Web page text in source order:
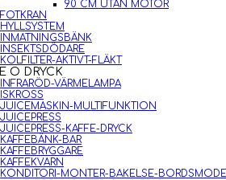
90 CM UTAN MOTOR
FOTKRAN
HYLLSYSTEM
INMATNINGSBÄNK
INSEKTSDÖDARE
KOLFILTER-AKTIVT-FLÄKT
O DRYCK
INFRARÖD-VÄRMELAMPA
ISKROSS
JUICEMASKIN-MULTIFUNKTION
JUICEPRESS
JUICEPRESS-KAFFE-DRYCK
KAFFEBÄNK-BAR
KAFFEBRYGGARE
KAFFEKVARN
KONDITORI-MONTER-BAKELSE-